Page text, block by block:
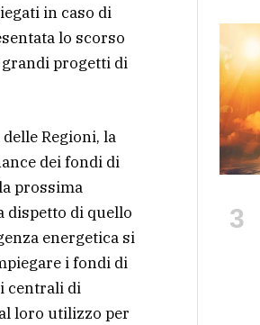
in caso di
lo scorso
progetti di
Regioni, la
dei fondi di
prossima
dispetto di quello
energetica si
i fondi di
centrali di
loro utilizzo per